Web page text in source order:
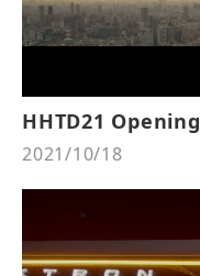
HHTD21 Opening
2021/10/18